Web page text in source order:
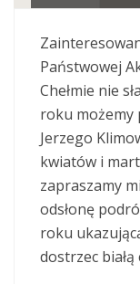
Państwowej
Chełmie nie
roku możemy
Jerzego
kwiatów i
zapraszamy
odsłonę
roku
dostrzec